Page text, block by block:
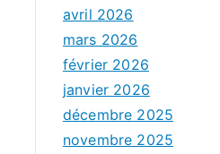
avril 2026
mars 2026
février 2026
janvier 2026
décembre 2025
novembre 2025